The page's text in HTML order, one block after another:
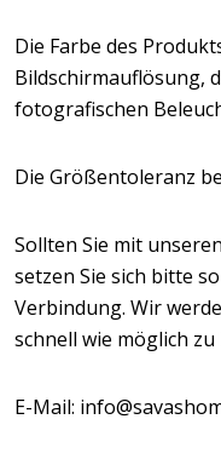
Die Farbe des
Bildschirmauflösung,
fotografischen
Die Größentoleranz
Sollten Sie mit
setzen Sie sich bitte
Verbindung. Wir
schnell wie möglich zu
E-Mail: